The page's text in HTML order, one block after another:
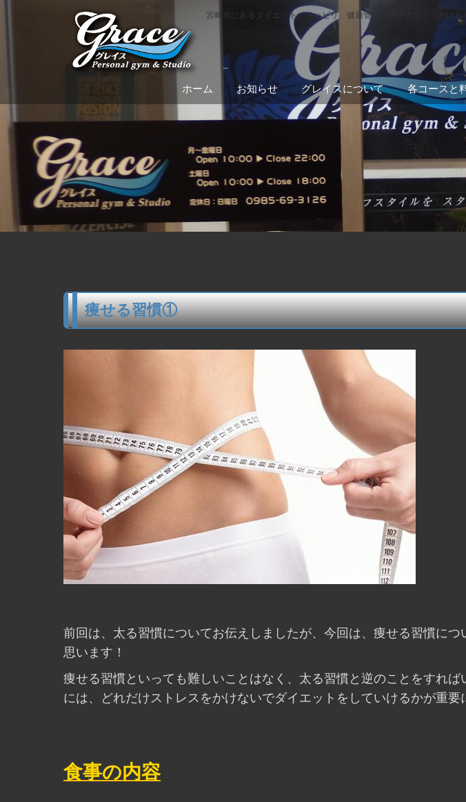
宮崎市にあるダイエット、リハビリ、健康管理、競技者など、おひ
ホーム お知らせ グレイスについて 各コースと
痩せる習慣①
前回は、太る習慣についてお伝えしましたが、今回は、痩せる習慣につ
思います！
痩せる習慣といっても難しいことはなく、太る習慣と逆のことをすれば
には、どれだけストレスをかけないでダイエットをしていけるかが重要
食事の内容